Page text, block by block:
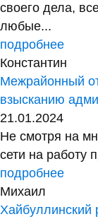
своего дела,
любые...
подробнее
Константин
Межрайонный
взысканию
21.01.2024
Не смотря на
сети на работу
подробнее
Михаил
Хайбуллинский